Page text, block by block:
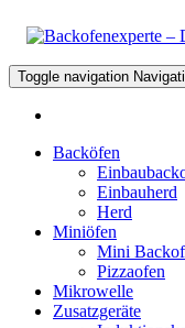
Toggle navigation
Backöfen
Einbauherd
Herd
Miniöfen
Mini
Pizzaofen
Mikrowelle
Zusatzgeräte